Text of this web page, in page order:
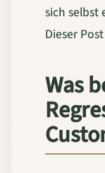
sich selbst
Dieser
Was